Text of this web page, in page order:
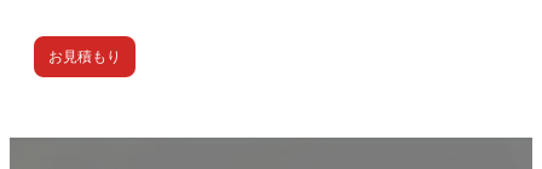
お見積もり